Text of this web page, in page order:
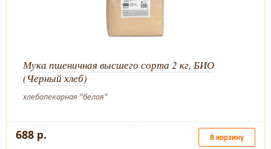
Мука пшеничная высшего сорта 2 кг, БИО
(Черный хлеб)
хлебопекарная "белая"
688 р. В корзину